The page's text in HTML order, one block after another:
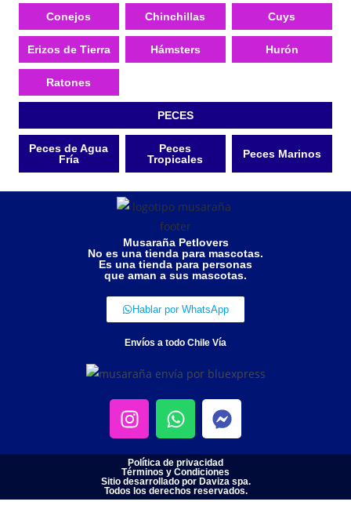
Conejos Chinchillas Cuys
Erizos de Tierra Hámsters Hurón
Ratones
PECES
Peces de Agua
Fría
Peces
Tropicales
Peces Marinos
Musaraña Petlovers
No es una tienda para mascotas.
Es una tienda para personas
que aman a sus mascotas.
Hablar por WhatsApp
Envíos a todo Chile Vía
Política de privacidad
Términos y Condiciones
Sitio desarrollado por Daviza spa.
Todos los derechos reservados.